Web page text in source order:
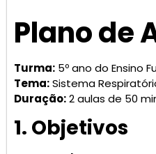
Plano de
Turma: 5º ano do Ensino
Tema:Sistema
Duração:2 aulas de 50
1. Objetivos